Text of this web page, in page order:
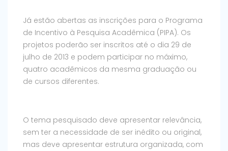
Já estão abertas as inscrições para o Programa
de Incentivo à Pesquisa Acadêmica (PIPA). Os
projetos poderão ser inscritos até o dia 29 de
julho de 2013 e podem participar no máximo,
quatro acadêmicos da mesma graduação ou
de cursos diferentes.
O tema pesquisado deve apresentar relevância,
sem ter a necessidade de ser inédito ou original,
mas deve apresentar estrutura organizada, com